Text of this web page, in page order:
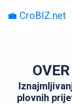
💼 CroBIZ.net
plovnih